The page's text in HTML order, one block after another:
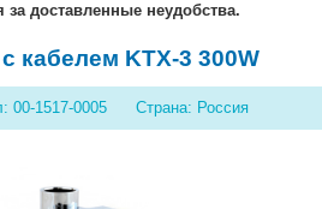
доставленные неудобства.
кабелем KTX-3 300W
00-1517-0005 Страна: Россия